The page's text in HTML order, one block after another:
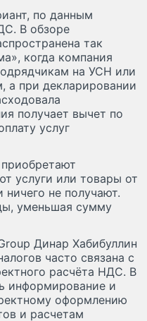
по данным
В обзоре
так
когда компания
на УСН или
а при декларировании
получает вычет по
услуг
услуги или товары от
ничего не получают.
уменьшая сумму
Динар Хабибуллин
часто связана с
расчёта НДС. В
информирование и
оформлению
и расчетам